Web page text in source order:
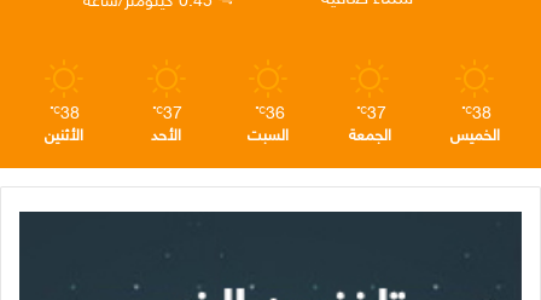
38
℃
الخميس
37
℃
الجمعة
36
℃
السبت
37
℃
الأحد
38
℃
الأثنين